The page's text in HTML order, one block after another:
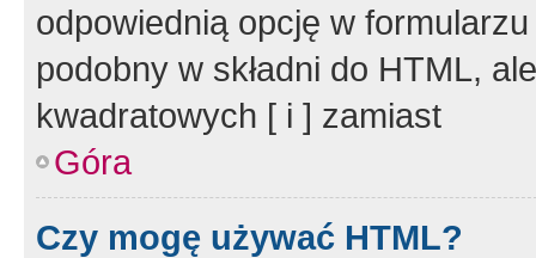
odpowiednią opcję w
podobny w składni do HTML,
kwadratowych [ i ] zamiast
Góra
Czy mogę używać HTML?